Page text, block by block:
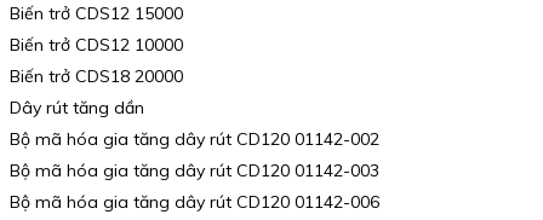
Biến trở CDS12 15000
Biến trở CDS12 10000
Biến trở CDS18 20000
Dây rút tăng dần
Bộ mã hóa gia tăng dây rút CD120 01142-002
Bộ mã hóa gia tăng dây rút CD120 01142-003
Bộ mã hóa gia tăng dây rút CD120 01142-006